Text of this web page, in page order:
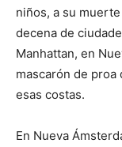
niños, a su
decena de
Manhattan, en
mascarón de
esas costas.
En Nueva